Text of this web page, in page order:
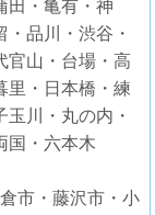
田・亀有・神
品川・渋谷・
官山・台場・高
里・日本橋・練
川・丸の内・
国・六本木
市・藤沢市・小